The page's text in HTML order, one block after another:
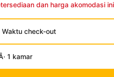
dan harga akomodasi ini
Waktu check-out
1 kamar